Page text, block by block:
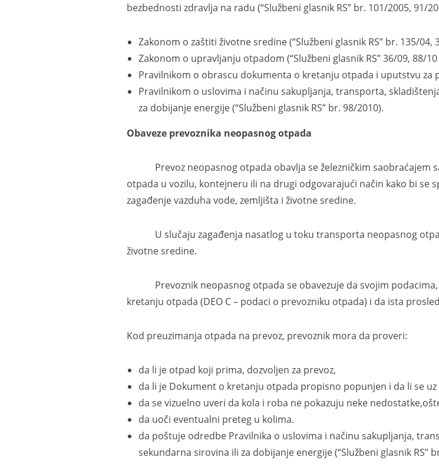
bezbednosti zdravlja na radu (“Službeni glasnik RS” br. 101/2005, 91/
Zakonom o zaštiti životne sredine (“Službeni glasnik RS” br. 135/04,
Zakonom o upravljanju otpadom (“Službeni glasnik RS” 36/09, 88/10
Pravilnikom o obrascu dokumenta o kretanju otpada i uputstvu za
Pravilnikom o uslovima i načinu sakupljanja, transporta,
za dobijanje energije (“Službeni glasnik RS” br. 98/2010).
Obaveze prevoznika neopasnog otpada
Prevoz neopasnog otpada obavlja se železničkim saobraćajem
otpada u vozilu, kontejneru ili na drugi odgovarajući način kako bi se
zagađenje vazduha vode, zemljišta i životne sredine.
U slučaju zagađenja nasatlog u toku transporta neopasnog
životne sredine.
Prevoznik neopasnog otpada se obavezuje da svojim podacima,
kretanju otpada (DEO C – podaci o prevozniku otpada) i da ista
Kod preuzimanja otpada na prevoz, prevoznik mora da proveri:
da li je otpad koji prima, dozvoljen za prevoz,
da li je Dokument o kretanju otpada propisno popunjen i da li se
da se vizuelno uveri da kola i roba ne pokazuju neke
da uoči eventualni preteg u kolima.
da poštuje odredbe Pravilnika o uslovima i načinu sakupljanja,
sekundarna sirovina ili za dobijanje energije (“Službeni glasnik RS”